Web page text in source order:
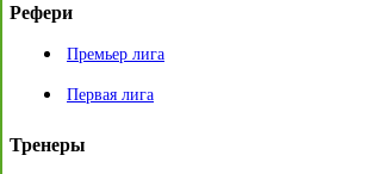
Рефери
Премьер лига
Первая лига
Тренеры